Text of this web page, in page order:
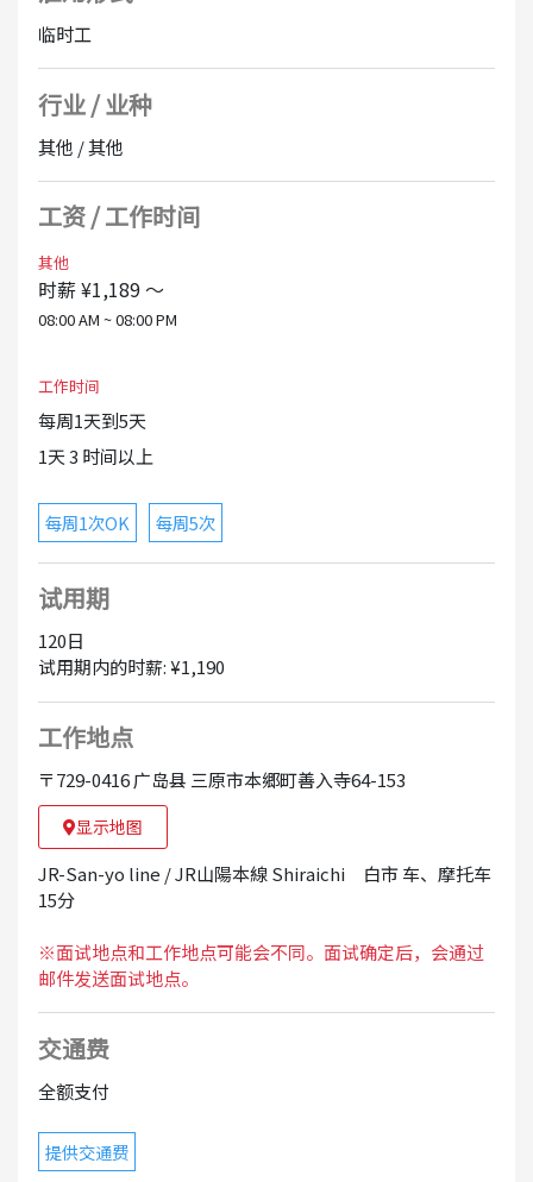
们所经历的技能！
临时工
行业 / 业种
其他 / 其他
工资 / 工作时间
其他
时薪 ¥1,189 ～
08:00 AM ~ 08:00 PM
工作时间
每周1天到5天
1天 3 时间以上
每周1次OK 每周5次
试用期
120日
试用期内的时薪: ¥1,190
工作地点
〒729-0416 广岛县 三原市本郷町善入寺64-153
显示地图
JR-San-yo line / JR山陽本線 Shiraichi 白市 车、摩托车
15分
※面试地点和工作地点可能会不同。面试确定后，会通过
邮件发送面试地点。
交通费
全额支付
提供交通费